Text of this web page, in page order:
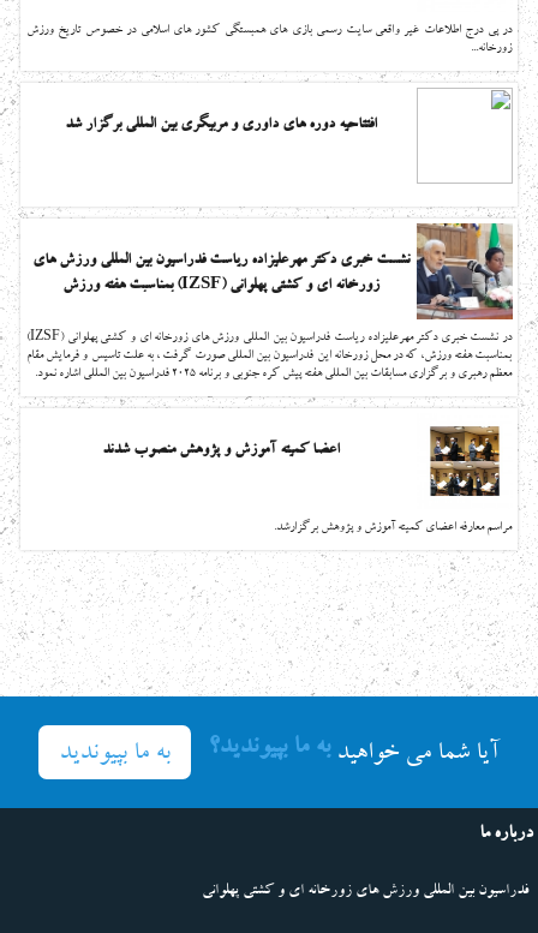
در پی درج اطلاعات غیر واقعی سایت رسمی بازی های همبستگی کشور های اسلامی در خصوص تاریخ ورزش
زورخانه...
افتتاحیه دوره های داوری و مربیگری بین المللی برگزار شد
نشست خبری دکتر مهرعلیزاده ریاست فدراسیون بین المللی ورزش های
زورخانه ای و کشتی پهلوانی (IZSF) بمناسبت هفته ورزش
در نشست خبری دکتر مهرعلیزاده ریاست فدراسیون بین المللی ورزش های زورخانه ای و کشتی پهلوانی (IZSF)
بمناسبت هفته ورزش، که در محل زورخانه این فدراسیون بین المللی صورت گرفت ، به علت تاسیس و فرمایش مقام
معظم رهبری و برگزاری مسابقات بین المللی هفته پیش کره جنوبی و برنامه 2025 فدراسیون بین المللی اشاره نمود.
اعضا کمیته آموزش و پژوهش منصوب شدند
مراسم معارفه اعضای کمیته آموزش و پژوهش برگزارشد.
آیا شما می خواهیدبه ما بپیوندید؟ به ما بپیوندید
درباره ما
فدراسیون بین المللی ورزش های زورخانه ای و کشتی پهلوانی